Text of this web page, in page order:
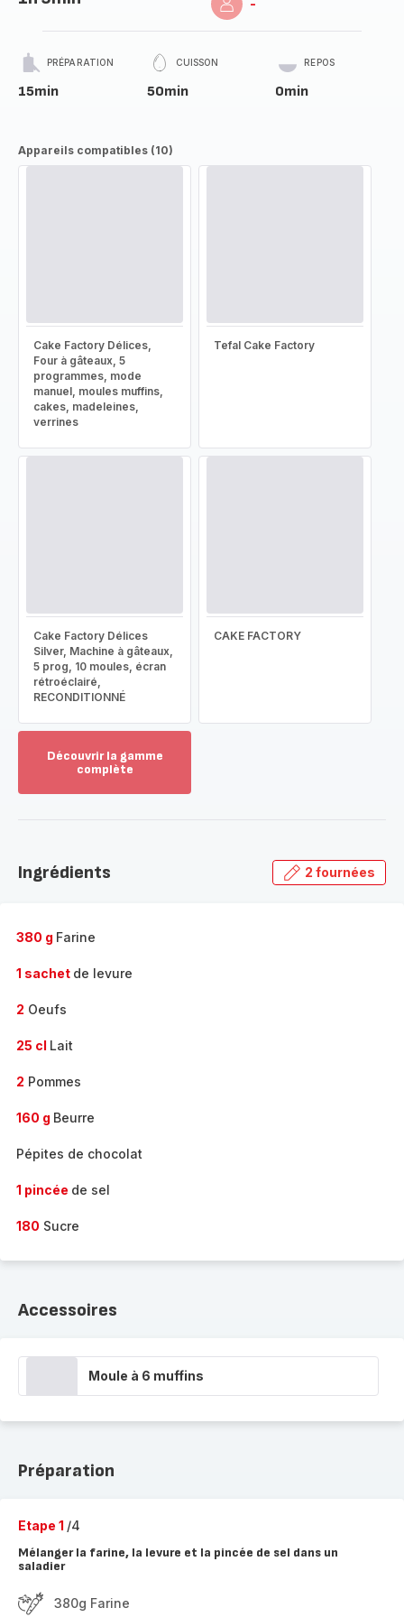
-
PRÉPARATION
15min
CUISSON
50min
REPOS
0min
Appareils compatibles (10)
Cake Factory Délices,
Four à gâteaux, 5
programmes, mode
manuel, moules muffins,
cakes, madeleines,
verrines
Tefal Cake Factory
Cake Factory Délices
Silver, Machine à gâteaux,
5 prog, 10 moules, écran
rétroéclairé,
RECONDITIONNÉ
CAKE FACTORY
Découvrir la gamme
complète
gamme
Ingrédients 2 fournées
380 g Farine
1 sachet de levure
2 Oeufs
25 cl Lait
2 Pommes
160 g Beurre
Pépites de chocolat
1 pincée de sel
180 Sucre
Accessoires
Moule à 6 muffins
Préparation
Etape 1 /4
Mélanger la farine, la levure et la pincée de sel dans un
saladier
380g Farine